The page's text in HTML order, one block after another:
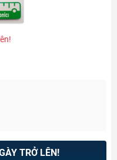
TRỞ LÊN!